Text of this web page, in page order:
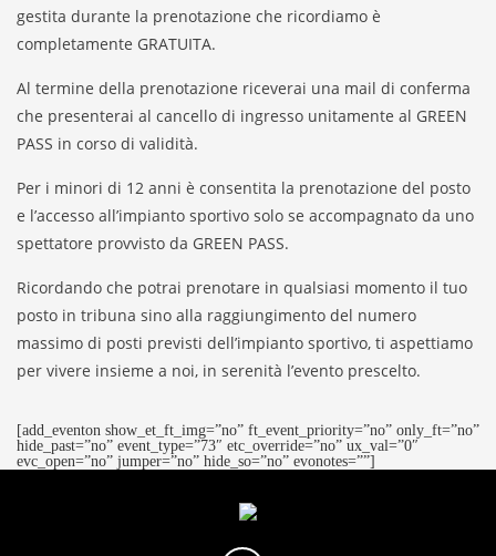
gestita durante la prenotazione che ricordiamo è
completamente GRATUITA.
Al termine della prenotazione riceverai una mail di conferma
che presenterai al cancello di ingresso unitamente al GREEN
PASS in corso di validità.
Per i minori di 12 anni è consentita la prenotazione del posto
e l’accesso all’impianto sportivo solo se accompagnato da uno
spettatore provvisto da GREEN PASS.
Ricordando che potrai prenotare in qualsiasi momento il tuo
posto in tribuna sino alla raggiungimento del numero
massimo di posti previsti dell’impianto sportivo, ti aspettiamo
per vivere insieme a noi, in serenità l’evento prescelto.
[add_eventon show_et_ft_img=”no” ft_event_priority=”no” only_ft=”no”
hide_past=”no” event_type=”73″ etc_override=”no” ux_val=”0″
evc_open=”no” jumper=”no” hide_so=”no” evonotes=””]